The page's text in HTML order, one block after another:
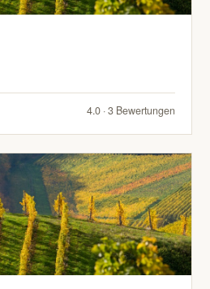
4.0 · 3 Bewertungen